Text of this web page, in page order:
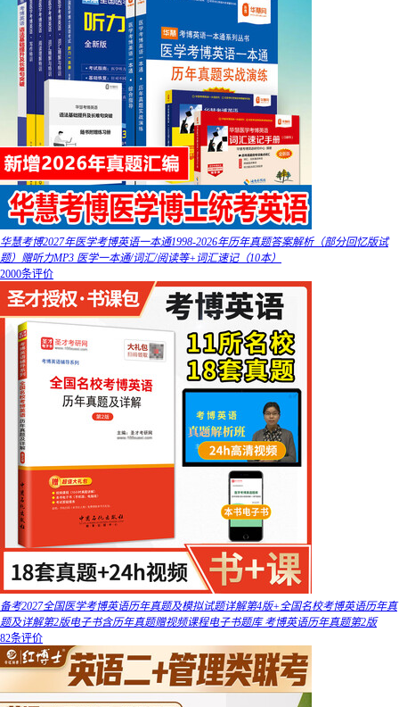
华慧考博2027年医学考博英语一本通1998-2026年历年真题答案解析（部分回忆版试
题）赠听力MP3 医学一本通/词汇/阅读等+词汇速记（10本）
2000条评价
备考2027全国医学考博英语历年真题及模拟试题详解第4版+全国名校考博英语历年真
题及详解第2版电子书含历年真题赠视频课程电子书题库 考博英语历年真题第2版
82条评价